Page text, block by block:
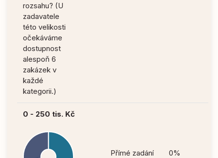
rozsahu? (U
zadavatele
této velikosti
očekáváme
dostupnost
alespoň 6
zakázek v
každé
kategorii.)
0 - 250 tis. Kč
Přímé zadání
0%